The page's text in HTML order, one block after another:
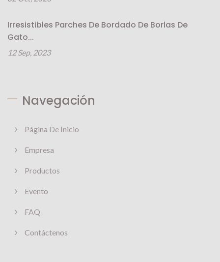
Irresistibles Parches De Bordado De Borlas De
Gato...
12 Sep, 2023
Navegación
Página De Inicio
Empresa
Productos
Evento
FAQ
Contáctenos